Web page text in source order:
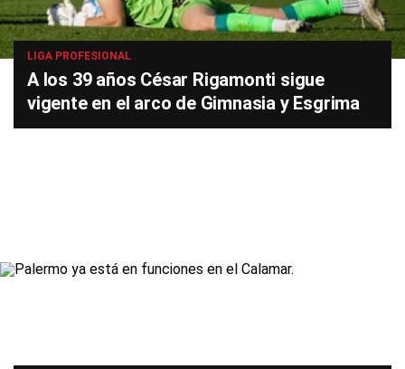
LIGA PROFESIONAL
A los 39 años César Rigamonti sigue
vigente en el arco de Gimnasia y Esgrima